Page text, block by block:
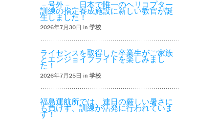
－号外－ 日本で唯一のヘリコプター
訓練の指定養成施設に新しい教官が誕
生しました！
2026年7月30日 in 学校
ライセンスを取得した卒業生がご家族
とエンジョイフライトを楽しみまし
た！
2026年7月25日 in 学校
福島運航所では、連日の厳しい暑さに
も負けず、訓練が活発に行われていま
す！